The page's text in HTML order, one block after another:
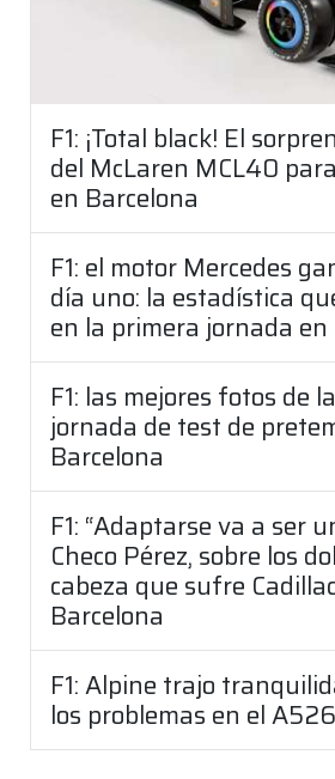
F1: ¡Total black! El
del McLaren MCL40
en Barcelona
F1: el motor Mercedes
día uno: la estadística
en la primera jornada en
F1: las mejores fotos de
jornada de test de
Barcelona
F1: “Adaptarse va a ser
Checo Pérez, sobre los
cabeza que sufre
Barcelona
F1: Alpine trajo
los problemas en el